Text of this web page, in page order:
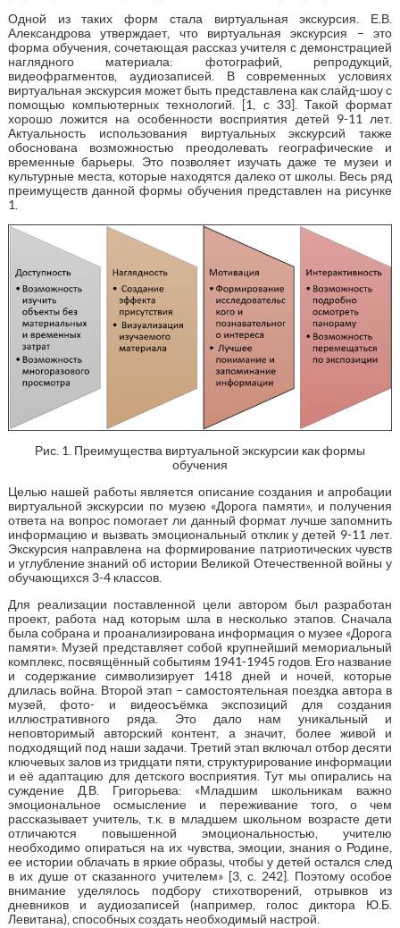
Одной из таких форм стала виртуальная экскурсия. Е.В.
Александрова утверждает, что виртуальная экскурсия – это
форма обучения, сочетающая рассказ учителя с демонстрацией
наглядного материала: фотографий, репродукций,
видеофрагментов, аудиозаписей. В современных условиях
виртуальная экскурсия может быть представлена как слайд-шоу с
помощью компьютерных технологий. [1, с 33]. Такой формат
хорошо ложится на особенности восприятия детей 9-11 лет.
Актуальность использования виртуальных экскурсий также
обоснована возможностью преодолевать географические и
временные барьеры. Это позволяет изучать даже те музеи и
культурные места, которые находятся далеко от школы. Весь ряд
преимуществ данной формы обучения представлен на рисунке
1.
Рис. 1. Преимущества виртуальной экскурсии как формы
обучения
Целью нашей работы является описание создания и апробации
виртуальной экскурсии по музею «Дорога памяти», и получения
ответа на вопрос помогает ли данный формат лучше запомнить
информацию и вызвать эмоциональный отклик у детей 9-11 лет.
Экскурсия направлена на формирование патриотических чувств
и углубление знаний об истории Великой Отечественной войны у
обучающихся 3-4 классов.
Для реализации поставленной цели автором был разработан
проект, работа над которым шла в несколько этапов. Сначала
была собрана и проанализирована информация о музее «Дорога
памяти». Музей представляет собой крупнейший мемориальный
комплекс, посвящённый событиям 1941-1945 годов. Его название
и содержание символизирует 1418 дней и ночей, которые
длилась война. Второй этап – самостоятельная поездка автора в
музей, фото- и видеосъёмка экспозиций для создания
иллюстративного ряда. Это дало нам уникальный и
неповторимый авторский контент, а значит, более живой и
подходящий под наши задачи. Третий этап включал отбор десяти
ключевых залов из тридцати пяти, структурирование информации
и её адаптацию для детского восприятия. Тут мы опирались на
суждение Д.В. Григорьева: «Младшим школьникам важно
эмоциональное осмысление и переживание того, о чем
рассказывает учитель, т.к. в младшем школьном возрасте дети
отличаются повышенной эмоциональностью, учителю
необходимо опираться на их чувства, эмоции, знания о Родине,
ее истории облачать в яркие образы, чтобы у детей остался след
в их душе от сказанного учителем» [3, с. 242]. Поэтому особое
внимание уделялось подбору стихотворений, отрывков из
дневников и аудиозаписей (например, голос диктора Ю.Б.
Левитана), способных создать необходимый настрой.